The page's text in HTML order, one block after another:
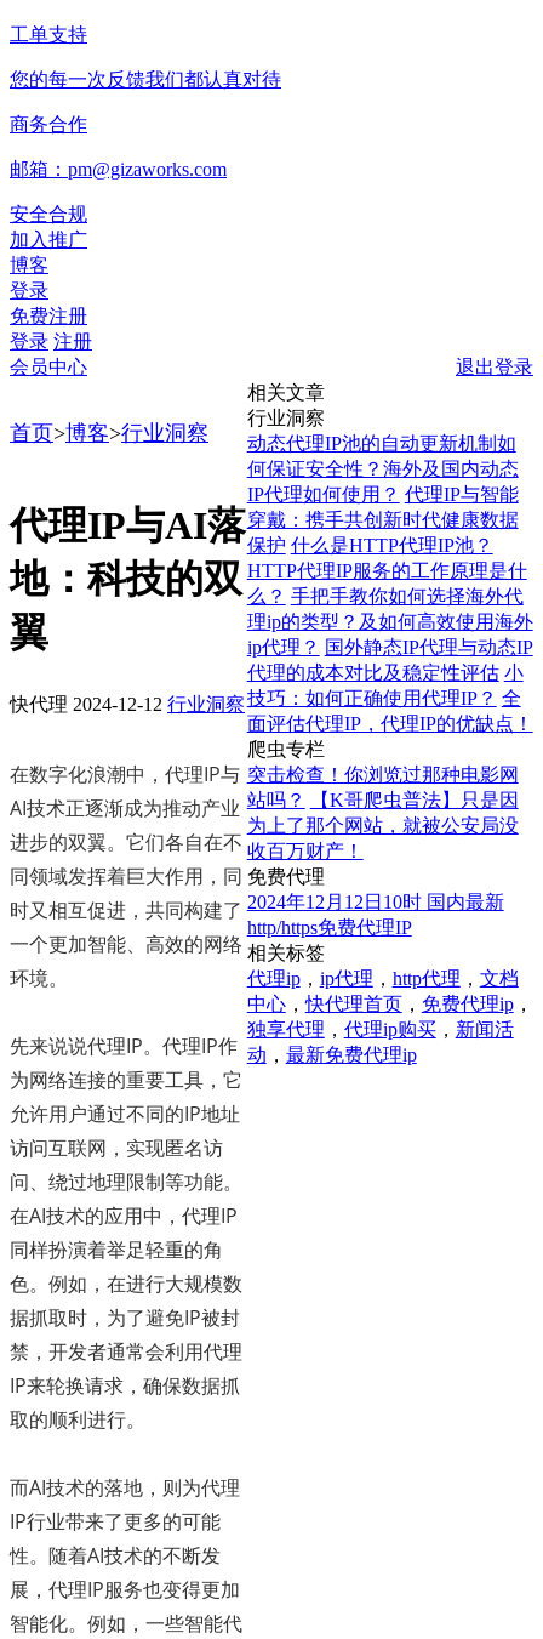
工单支持
您的每一次反馈我们都认真对待
商务合作
邮箱：pm@gizaworks.com
安全合规
加入推广
博客
登录
免费注册
登录 注册
会员中心
退出登录
首页>博客>行业洞察
代理IP与AI落
地：科技的双
翼
快代理 2024-12-12 行业洞察
在数字化浪潮中，代理IP与
AI技术正逐渐成为推动产业
进步的双翼。它们各自在不
同领域发挥着巨大作用，同
时又相互促进，共同构建了
一个更加智能、高效的网络
环境。
先来说说代理IP。代理IP作
为网络连接的重要工具，它
允许用户通过不同的IP地址
访问互联网，实现匿名访
问、绕过地理限制等功能。
在AI技术的应用中，代理IP
同样扮演着举足轻重的角
色。例如，在进行大规模数
据抓取时，为了避免IP被封
禁，开发者通常会利用代理
IP来轮换请求，确保数据抓
取的顺利进行。
而AI技术的落地，则为代理
IP行业带来了更多的可能
性。随着AI技术的不断发
展，代理IP服务也变得更加
智能化。例如，一些智能代
相关文章
行业洞察
动态代理IP池的自动更新机制如
何保证安全性？海外及国内动态
IP代理如何使用？ 代理IP与智能
穿戴：携手共创新时代健康数据
保护 什么是HTTP代理IP池？
HTTP代理IP服务的工作原理是什
么？ 手把手教你如何选择海外代
理ip的类型？及如何高效使用海外
ip代理？ 国外静态IP代理与动态IP
代理的成本对比及稳定性评估 小
技巧：如何正确使用代理IP？ 全
面评估代理IP，代理IP的优缺点！
爬虫专栏
突击检查！你浏览过那种电影网
站吗？
【K哥爬虫普法】只是因
为上了那个网站，就被公安局没
收百万财产！
免费代理
2024年12月12日10时 国内最新
http/https免费代理IP
相关标签
代理ip， ip代理 ， http代理 ， 文档
中心，快代理首页， 免费代理ip，
独享代理 ， 代理ip购买， 新闻活
动 ， 最新免费代理ip